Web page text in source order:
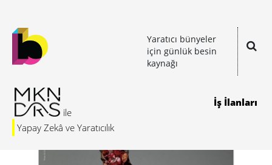
Yaratıcı bünyeler
için günlük besin
kaynağı
Yapay Zekâ ve Yaratıcılık
İş İlanları